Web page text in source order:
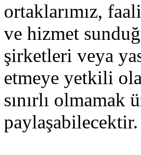
ortaklarımız,
ve hizmet
şirketleri veya
etmeye yetkili
sınırlı
paylaşabilecektir.